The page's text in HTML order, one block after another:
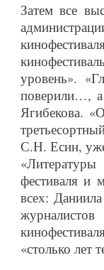
Затем все
уровень».
поверили…,
Ягибекова.
С.Н. Есин,
фестиваля и
всех:
«столько лет